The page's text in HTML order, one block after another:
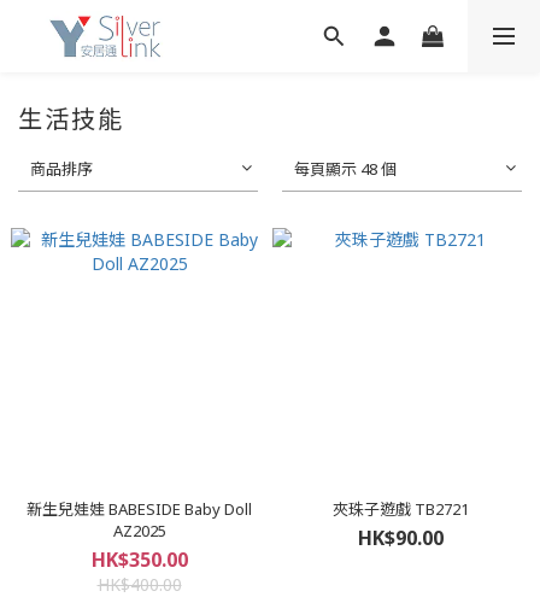
生活技能
商品排序 每頁顯示 48 個
新生兒娃娃 BABESIDE Baby Doll
AZ2025
HK$350.00
HK$400.00
夾珠子遊戲 TB2721
HK$90.00